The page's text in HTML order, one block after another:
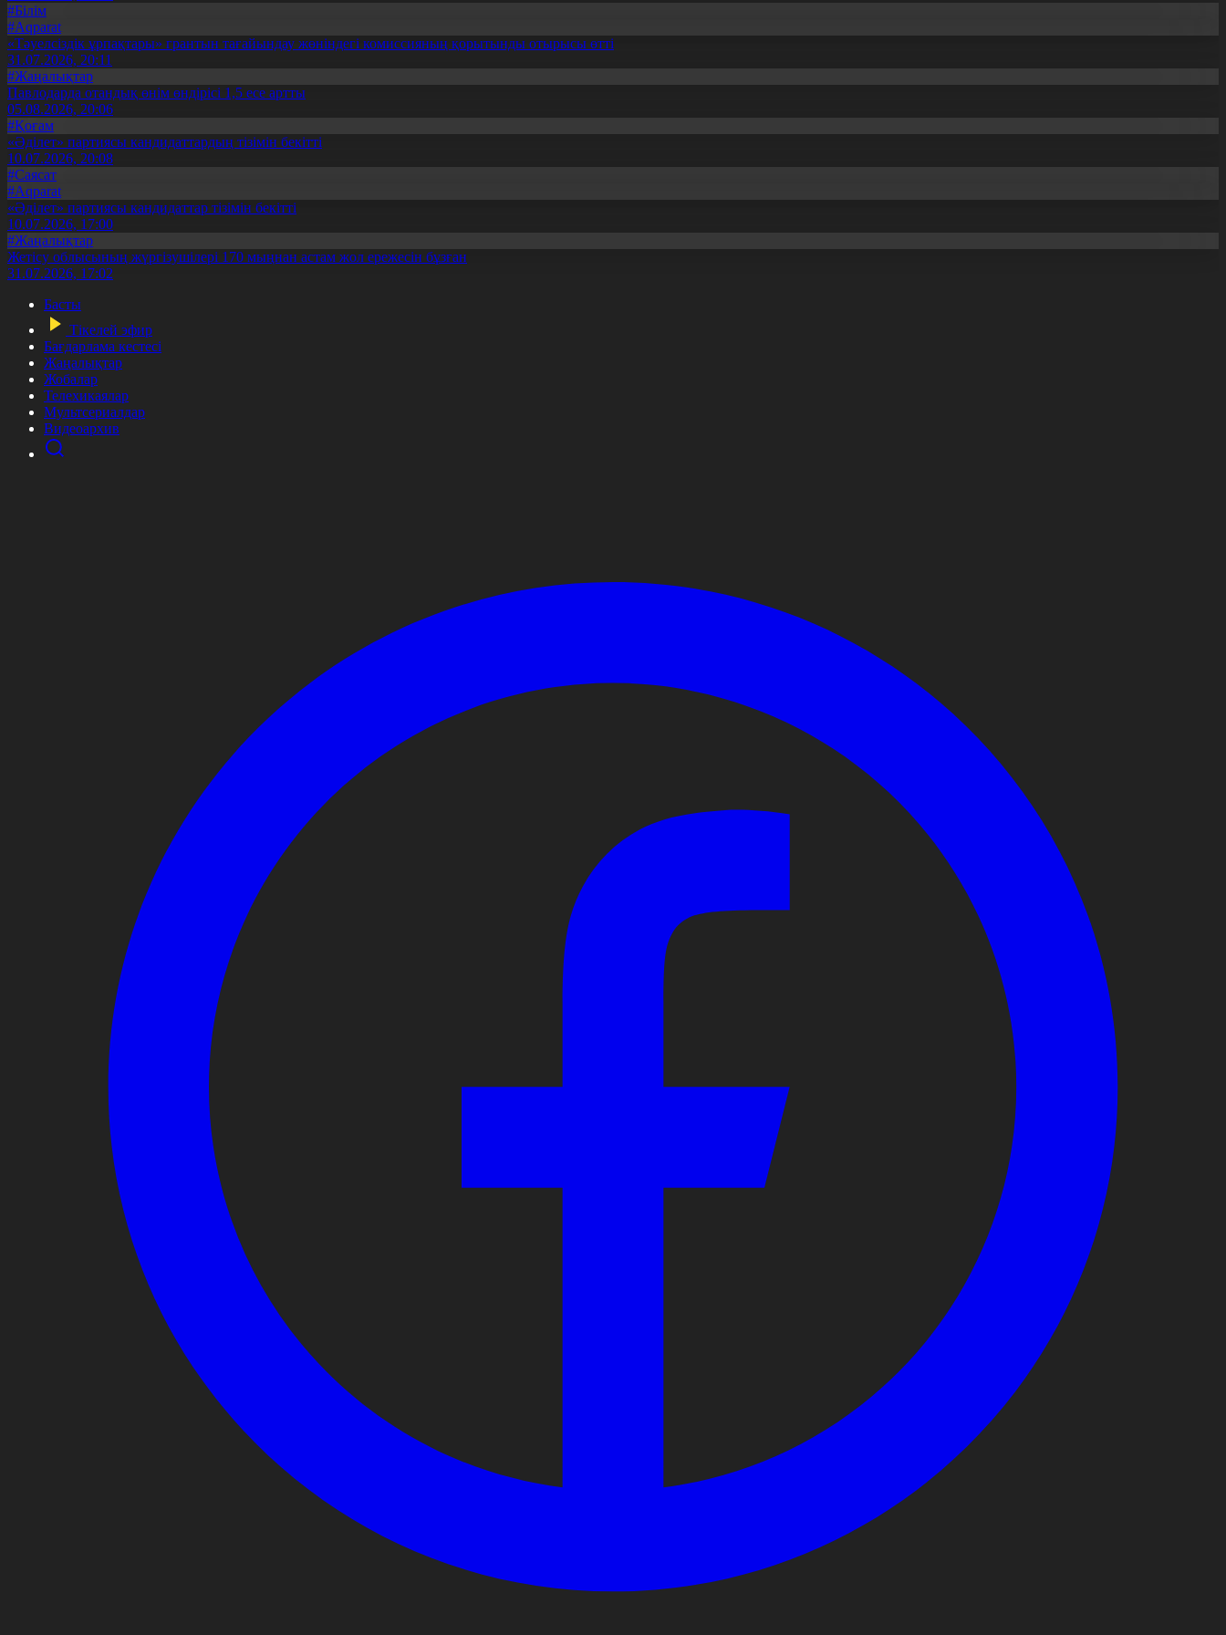
#Білім
#Aqparat
«Тәуелсіздік ұрпақтары» грантын тағайындау жөніндегі комиссияның қорытынды отырысы өтті
31.07.2026, 20:11
#Жаңалықтар
Павлодарда отандық өнім өндірісі 1,5 есе артты
05.08.2026, 20:06
#Қоғам
«Әділет» партиясы кандидаттардың тізімін бекітті
10.07.2026, 20:08
#Саясат
#Aqparat
«Әділет» партиясы кандидаттар тізімін бекітті
10.07.2026, 17:00
#Жаңалықтар
Жетісу облысының жүргізушілері 170 мыңнан астам жол ережесін бұзған
31.07.2026, 17:02
Басты
Тікелей эфир
Бағдарлама кестесі
Жаңалықтар
Жобалар
Телехикаялар
Мультсериалдар
Видеоархив